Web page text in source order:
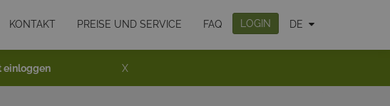
KONTAKT PREISE UND SERVICE FAQ LOGIN DE
einloggen X